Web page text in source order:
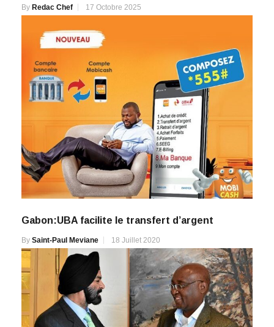
By Redac Chef 17 Octobre 2025
Gabon:UBA facilite le transfert d’argent
By Saint-Paul Meviane 18 Juillet 2020